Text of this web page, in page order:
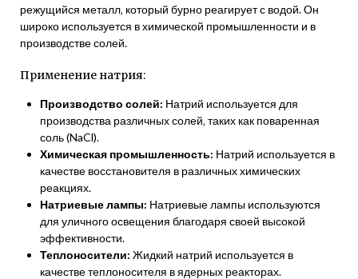
режущийся металл‚ который бурно реагирует с водой. Он
широко используется в химической промышленности и в
производстве солей.
Применение натрия:
Производство солей: Натрий используется для
производства различных солей‚ таких как поваренная
соль (NaCl).
Химическая промышленность: Натрий используется в
качестве восстановителя в различных химических
реакциях.
Натриевые лампы: Натриевые лампы используются
для уличного освещения благодаря своей высокой
эффективности.
Теплоносители: Жидкий натрий используется в
качестве теплоносителя в ядерных реакторах.